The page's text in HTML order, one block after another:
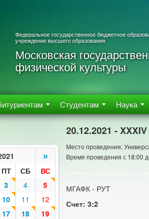
Федеральное государственное бюджетное
учреждение высшего образования
Московская
физической культуры
Студентам Наука
»
ПТ СБ
ВС
3 4
5
10 11
12
17 18
19
20.12.2021 -
Место проведения:
Время проведения с 18:00
МГАФК - РУТ
Счет: 3:2